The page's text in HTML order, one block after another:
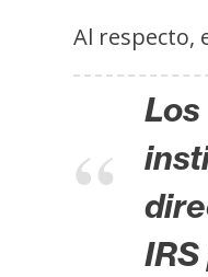
s
e
c
Al respecto,